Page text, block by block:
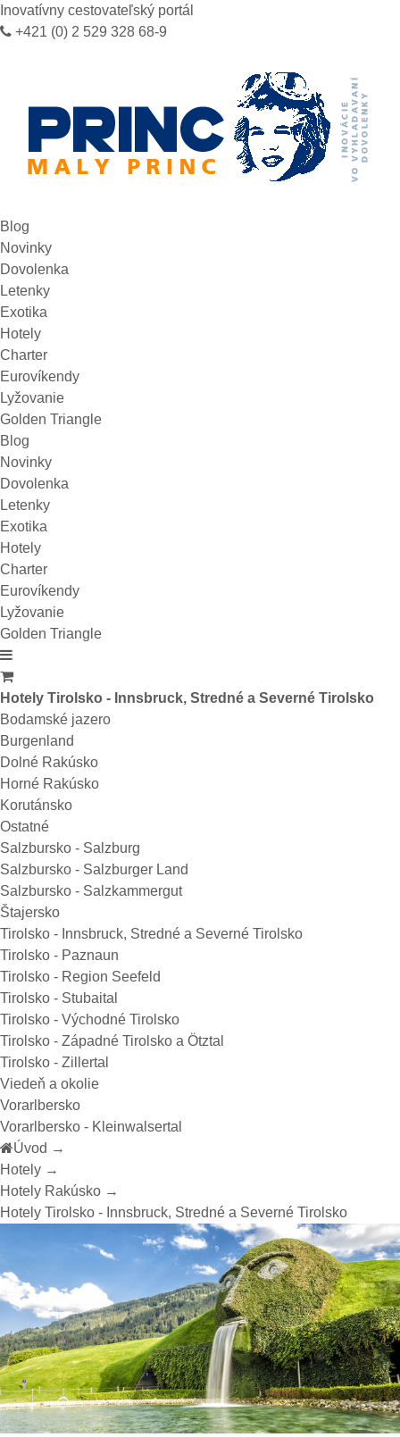
Inovatívny cestovateľský portál
+421 (0) 2 529 328 68-9
Blog
Novinky
Dovolenka
Letenky
Exotika
Hotely
Charter
Eurovíkendy
Lyžovanie
Golden Triangle
Blog
Novinky
Dovolenka
Letenky
Exotika
Hotely
Charter
Eurovíkendy
Lyžovanie
Golden Triangle
Hotely Tirolsko - Innsbruck, Stredné a Severné Tirolsko
Bodamské jazero
Burgenland
Dolné Rakúsko
Horné Rakúsko
Korutánsko
Ostatné
Salzbursko - Salzburg
Salzbursko - Salzburger Land
Salzbursko - Salzkammergut
Štajersko
Tirolsko - Innsbruck, Stredné a Severné Tirolsko
Tirolsko - Paznaun
Tirolsko - Region Seefeld
Tirolsko - Stubaital
Tirolsko - Východné Tirolsko
Tirolsko - Západné Tirolsko a Ötztal
Tirolsko - Zillertal
Viedeň a okolie
Vorarlbersko
Vorarlbersko - Kleinwalsertal
Úvod →
Hotely →
Hotely Rakúsko →
Hotely Tirolsko - Innsbruck, Stredné a Severné Tirolsko